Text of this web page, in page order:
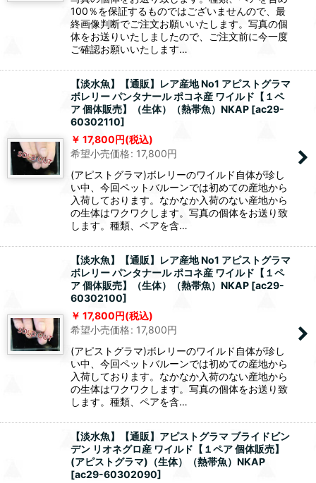
100％を保証するものではございませんので、最
終画像判断でご注文お願いいたします。写真の個
体をお送りいたしましたので、ご注文前に今一度
ご確認お願いいたします…
【淡水魚】【通販】レア産地 No1 アピストグラマ
ボレリー パンタナール ポコネ産 ワイルド【１ペ
ア 個体販売】（生体）（熱帯魚）NKAP [ac29-
60302110]
17,800円(税込)
希望小売価格: 17,800円
(アピストグラマ)ボレリーのワイルド自体が珍し
い中、今回ペットバルーンでは初めての産地から
入荷しております。なかなか入荷のない産地から
の生体はワクワクします。写真の個体をお送り致
します。種類、ペアを含…
【淡水魚】【通販】レア産地 No1 アピストグラマ
ボレリー パンタナール ポコネ産 ワイルド【１ペ
ア 個体販売】（生体）（熱帯魚）NKAP [ac29-
60302100]
17,800円(税込)
希望小売価格: 17,800円
(アピストグラマ)ボレリーのワイルド自体が珍し
い中、今回ペットバルーンでは初めての産地から
入荷しております。なかなか入荷のない産地から
の生体はワクワクします。写真の個体をお送り致
します。種類、ペアを含…
【淡水魚】【通販】アピストグラマ ブライドビン
デン リオネグロ産 ワイルド【１ペア 個体販売】
(アピストグラマ)（生体）（熱帯魚）NKAP
[ac29-60302090]